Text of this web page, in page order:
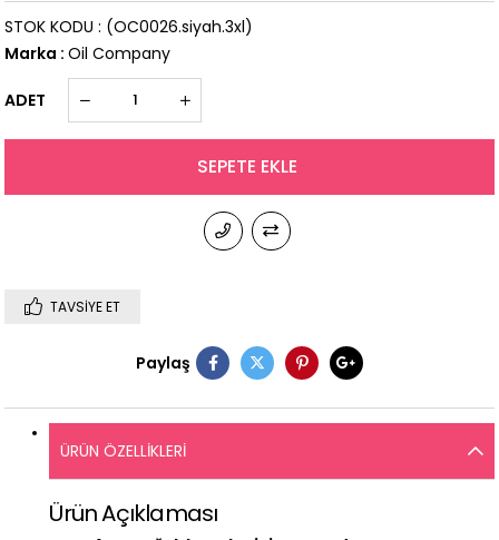
(OC0026.siyah.3xl)
STOK KODU
Marka : Oil Company
ADET
TAVSIYE ET
Paylaş
ÜRÜN ÖZELLIKLERI
Ürün Açıklaması